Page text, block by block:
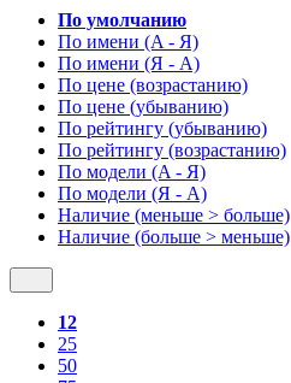
По умолчанию
По имени (A - Я)
По имени (Я - A)
По цене (возрастанию)
По цене (убыванию)
По рейтингу (убыванию)
По рейтингу (возрастанию)
По модели (A - Я)
По модели (Я - A)
Наличие (меньше > больше)
Наличие (больше > меньше)
12
25
50